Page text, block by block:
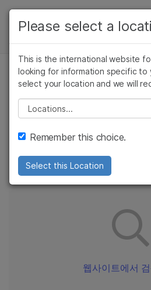
Skip to content
솔루션
학습
회사
지원
추천 링크
CLINICAL
귀하의 지역
콘텐츠가 제공되
웹사이트에서
Please select a
This is the international website
looking for information specific to
select your location and we will
Please select a location
Remember this choice.
Select this Location
암 연구
미생물학 연구
농업유전체학 연구
복합 질환 연구